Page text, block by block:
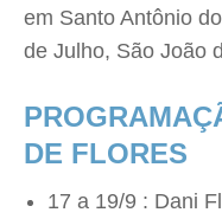
em Santo Antônio
de Julho, São João
DE FLORES
17 a 19/9 : Dani